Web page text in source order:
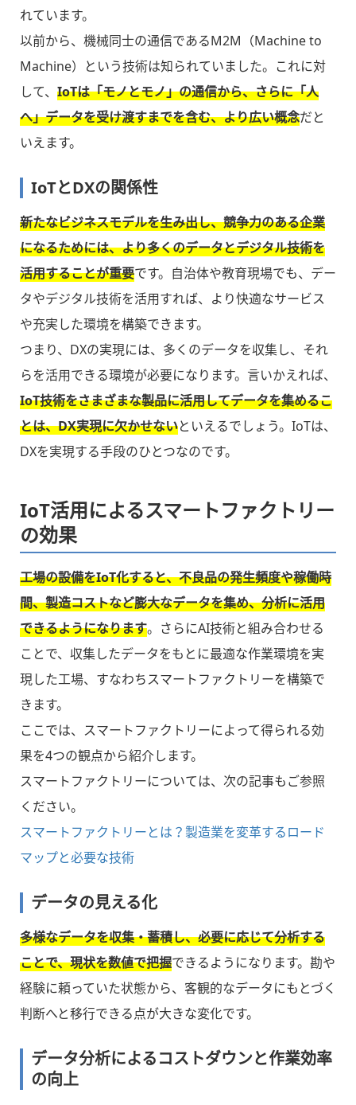
れています。
以前から、機械同士の通信であるM2M（Machine to
Machine）という技術は知られていました。これに対
して、 IoTは「モノとモノ」の通信から、さらに「人
へ」データを受け渡すまでを含む、より広い概念だと
いえます。
IoTとDXの関係性
新たなビジネスモデルを生み出し、競争力のある企業
になるためには、より多くのデータとデジタル技術を
活用することが重要です。自治体や教育現場でも、デー
タやデジタル技術を活用すれば、より快適なサービス
や充実した環境を構築できます。
つまり、DXの実現には、多くのデータを収集し、それ
らを活用できる環境が必要になります。言いかえれば、
IoT技術をさまざまな製品に活用してデータを集めるこ
とは、DX実現に欠かせないといえるでしょう。IoTは、
DXを実現する手段のひとつなのです。
IoT活用によるスマートファクトリー
の効果
工場の設備をIoT化すると、不良品の発生頻度や稼働時
間、製造コストなど膨大なデータを集め、分析に活用
できるようになります。さらにAI技術と組み合わせる
ことで、収集したデータをもとに最適な作業環境を実
現した工場、すなわちスマートファクトリーを構築で
きます。
ここでは、スマートファクトリーによって得られる効
果を4つの観点から紹介します。
スマートファクトリーについては、次の記事もご参照
ください。
スマートファクトリーとは？製造業を変革するロード
マップと必要な技術
データの見える化
多様なデータを収集・蓄積し、必要に応じて分析する
ことで、現状を数値で把握できるようになります。勘や
経験に頼っていた状態から、客観的なデータにもとづく
判断へと移行できる点が大きな変化です。
データ分析によるコストダウンと作業効率
の向上